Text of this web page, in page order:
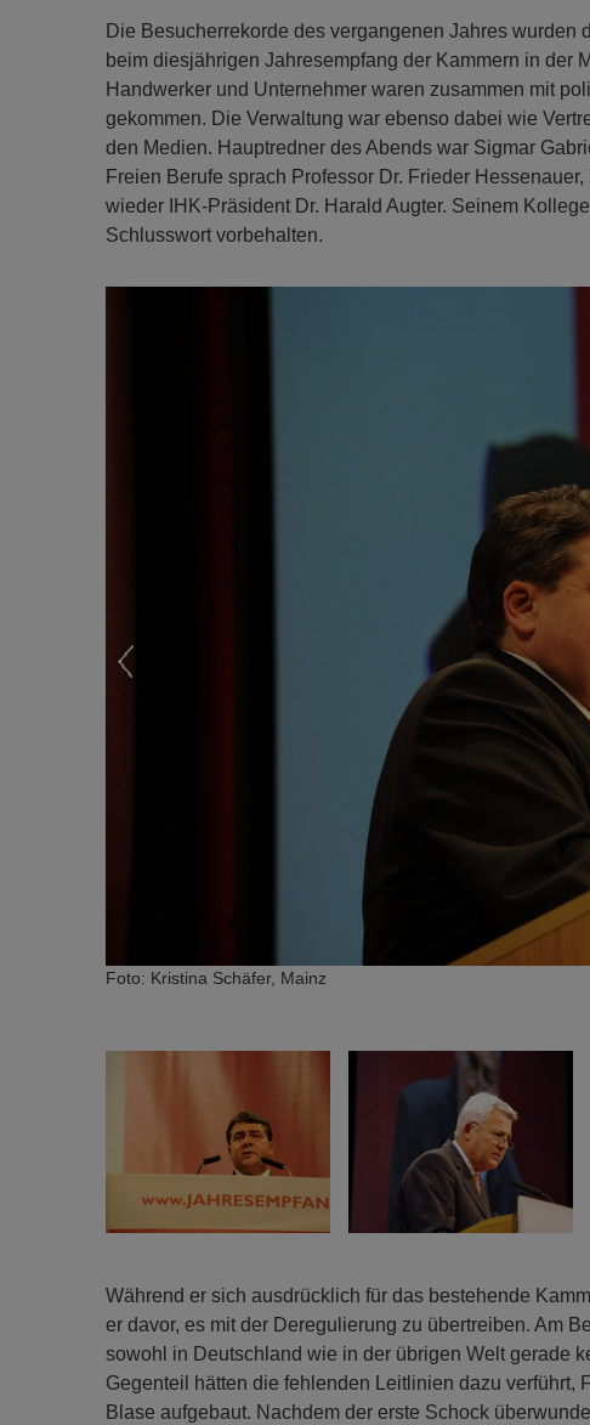
Die Besucherrekorde des vergangenen Jahres
beim diesjährigen Jahresempfang der Kammern in der
Handwerker und Unternehmer waren zusammen mit
gekommen. Die Verwaltung war ebenso dabei wie
den Medien. Hauptredner des Abends war Sigmar
Freien Berufe sprach Professor Dr. Frieder
wieder IHK-Präsident Dr. Harald Augter. Seinem
Schlusswort vorbehalten.
Foto: Kristina Schäfer, Mainz
Während er sich ausdrücklich für das bestehende
er davor, es mit der Deregulierung zu übertreiben. Am
sowohl in Deutschland wie in der übrigen Welt gerade
Gegenteil hätten die fehlenden Leitlinien dazu
Blase aufgebaut. Nachdem der erste Schock